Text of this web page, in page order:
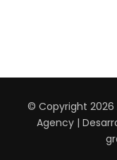
© Copyright 2026
Agency |